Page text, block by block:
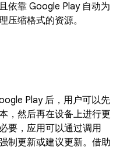
依靠 Google Play 自动为
压缩格式的资源。
Play 后，用户可以先
，然后再在设备上进行更
要，应用可以通过调用
制更新或建议更新。借助